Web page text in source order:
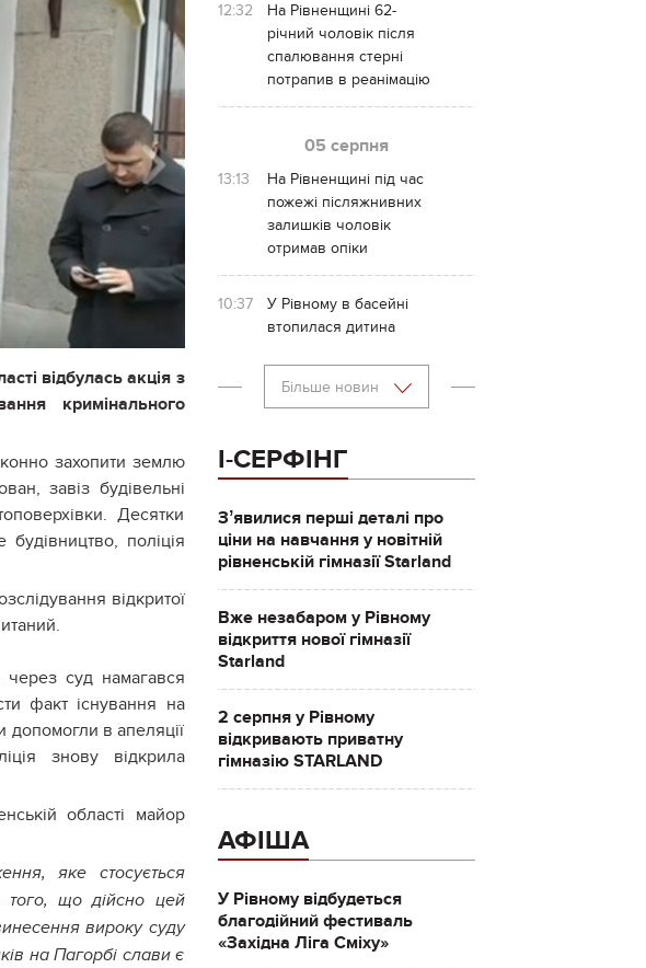
відбулась акція з
кримінального
захопити землю
завіз будівельні
Десятки
будівництво, поліція
відкритої
суд намагався
факт існування на
допомогли в апеляції
знову відкрила
області майор
яке стосується
того, що дійсно цей
вироку суду
на Пагорбі слави є
12:32
На Рівненщині 62-
річний чоловік після
спалювання стерні
потрапив в реанімацію
05 серпня
13:13
На Рівненщині під час
пожежі післяжнивних
залишків чоловік
отримав опіки
10:37
У Рівному в басейні
втопилася дитина
Більше новин
І-СЕРФІНГ
Зʼявилися перші деталі про
ціни на навчання у новітній
рівненській гімназії Starland
Вже незабаром у Рівному
відкриття нової гімназії
Starland
2 серпня у Рівному
відкривають приватну
гімназію STARLAND
АФІША
У Рівному відбудеться
благодійний фестиваль
«Західна Ліга Сміху»